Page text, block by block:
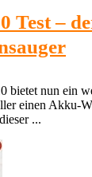
Test –
bietet nun ein
einen Akku-
...